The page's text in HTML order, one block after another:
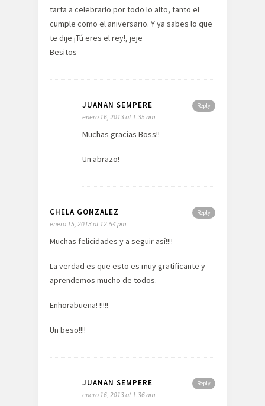
tarta a celebrarlo por todo lo alto, tanto el
cumple como el aniversario. Y ya sabes lo que
te dije ¡Tú eres el rey!, jeje
Besitos
Reply
JUANAN SEMPERE
enero 16, 2013 at 1:35 am
Muchas gracias Boss!!
Un abrazo!
Reply
CHELA GONZALEZ
enero 15, 2013 at 12:54 pm
Muchas felicidades y a seguir así!!!!
La verdad es que esto es muy gratificante y
aprendemos mucho de todos.
Enhorabuena! !!!!!
Un beso!!!!
Reply
JUANAN SEMPERE
enero 16, 2013 at 1:36 am